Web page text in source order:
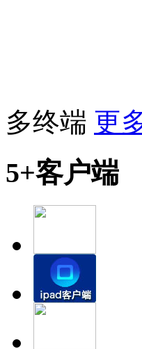
多终端 更
5+客户端